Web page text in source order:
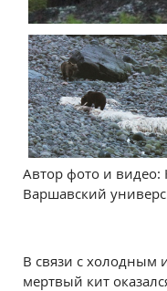
Автор фото и
Варшавский
В связи с холодным
мертвый кит